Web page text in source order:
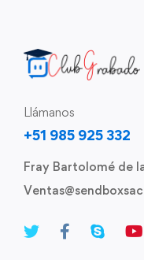
Llámanos
+51 985 925 332
Fray Bartolomé de